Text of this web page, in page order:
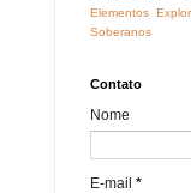
Elementos
Soberanos
Contato
Nome
E-mail *